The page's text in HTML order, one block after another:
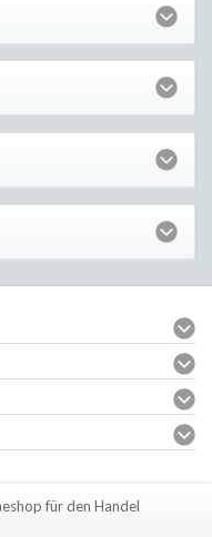
für den Handel